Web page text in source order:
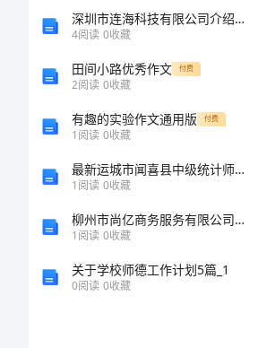
峰》
深圳市连海科技有限公司介绍企业发展分析报告
4阅读 0收藏
田间小路优秀作文 付费
2阅读 0收藏
有趣的实验作文通用版 付费
1阅读 0收藏
最新运城市闻喜县中级统计师《统计基础知识理论及相关知识》考前冲刺预测试卷完整版
1阅读 0收藏
柳州市尚亿商务服务有限公司介绍企业发展分析报告
1阅读 0收藏
关于学校师德工作计划5篇_1
0阅读 0收藏